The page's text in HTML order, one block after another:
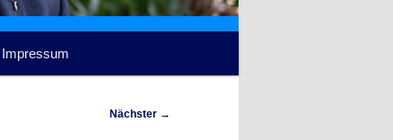
Impressum
Nächster →